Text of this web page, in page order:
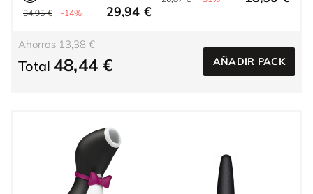
34,95 € -14% 29,94 €
Ahorras 13,38 €
Total 48,44 € AÑADIR PACK